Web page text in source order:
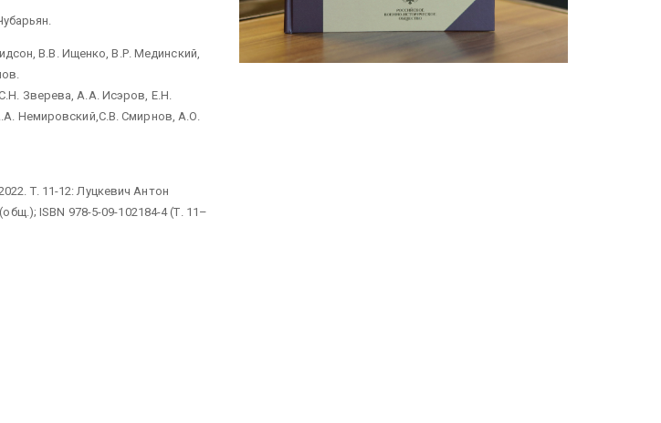
В.В. Ищенко, В.Р. Мединский,
Зверева, А.А. Исэров, Е.Н.
Немировский,С.В. Смирнов, А.О.
Т. 11-12: Луцкевич Антон
ISBN 978-5-09-102184-4 (Т. 11–